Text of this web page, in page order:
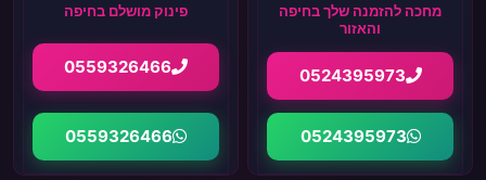
מחכה להזמנה שלך בחיפה
והאזור
0524395973
0524395973
פינוק מושלם בחיפה
0559326466
0559326466